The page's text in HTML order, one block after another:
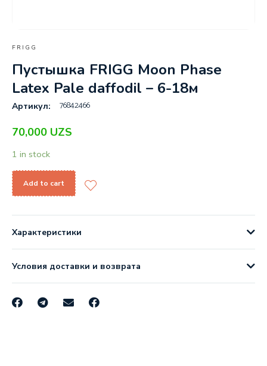
FRIGG
Пустышка FRIGG Moon Phase
Latex Pale daffodil – 6-18м
Артикул: 76842466
70,000 UZS
1 in stock
Add to cart
Характеристики
Условия доставки и возврата